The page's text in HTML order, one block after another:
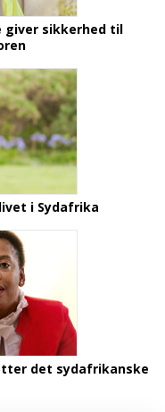
giver sikkerhed til
i Sydafrika
det sydafrikanske